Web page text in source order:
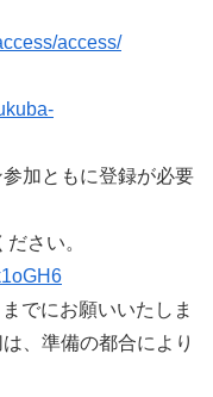
access/
加ともに登録が必要
さい。
でにお願いいたしま
、準備の都合により